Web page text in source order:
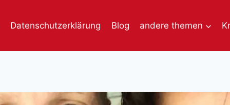
Datenschutzerklärung Blog andere themen